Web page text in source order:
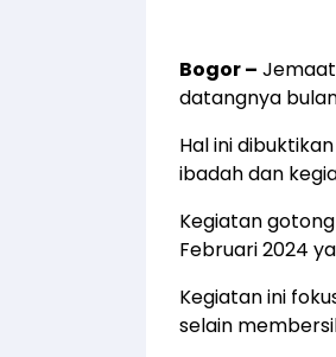
Bogor–
datangnya
Hal ini
ibadah dan
Kegiatan
Februari 2024
Kegiatan ini
selain